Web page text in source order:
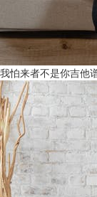
我怕来者不是你吉他